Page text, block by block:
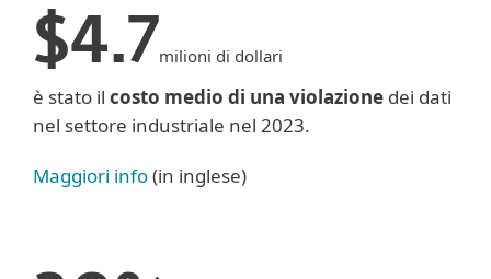
$4.7milioni di dollari
è stato il costo medio di una violazione dei dati
nel settore industriale nel 2023.
Maggiori info(in inglese)